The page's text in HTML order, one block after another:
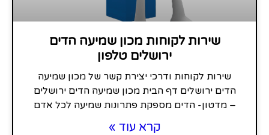
שירות לקוחות מכון שמיעה הדים
ירושלים טלפון
שירות לקוחות ודרכי יצירת קשר של מכון שמיעה
הדים ירושלים דף הבית מכון שמיעה הדים ירושלים
– מדטון- הדים מספקת פתרונות שמיעה לכל אדם
קרא עוד »